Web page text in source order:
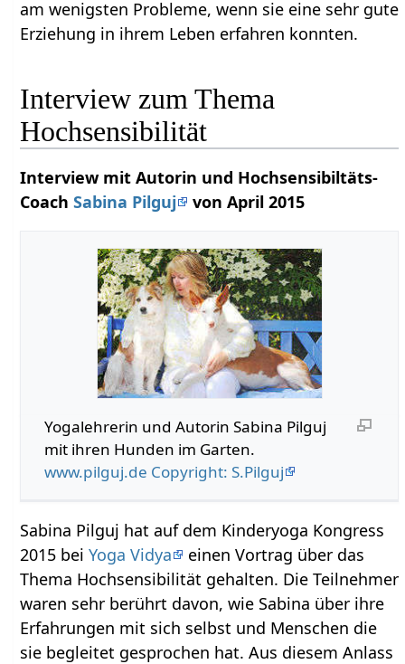
am wenigsten Probleme, wenn sie eine sehr gute
Erziehung in ihrem Leben erfahren konnten.
Interview zum Thema
Hochsensibilität
Interview mit Autorin und Hochsensibiltäts-
CoachSabina Pilguj von April 2015
Yogalehrerin und Autorin Sabina Pilguj
mit ihren Hunden im Garten.
www.pilguj.de Copyright: S.Pilguj
Sabina Pilguj hat auf dem Kinderyoga Kongress
2015 beiYoga Vidya
einen Vortrag über das
Thema Hochsensibilität gehalten. Die Teilnehmer
waren sehr berührt davon, wie Sabina über ihre
Erfahrungen mit sich selbst und Menschen die
sie begleitet gesprochen hat. Aus diesem Anlass